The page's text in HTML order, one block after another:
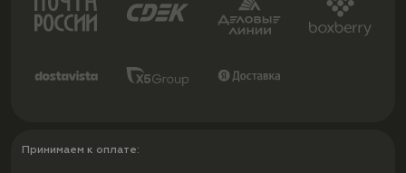
Принимаем к оплате: